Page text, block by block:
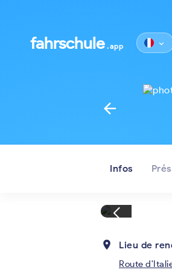
fahrschule .app keyboard_arrow_down
arrow_back
Infos
place Lieu de
Route